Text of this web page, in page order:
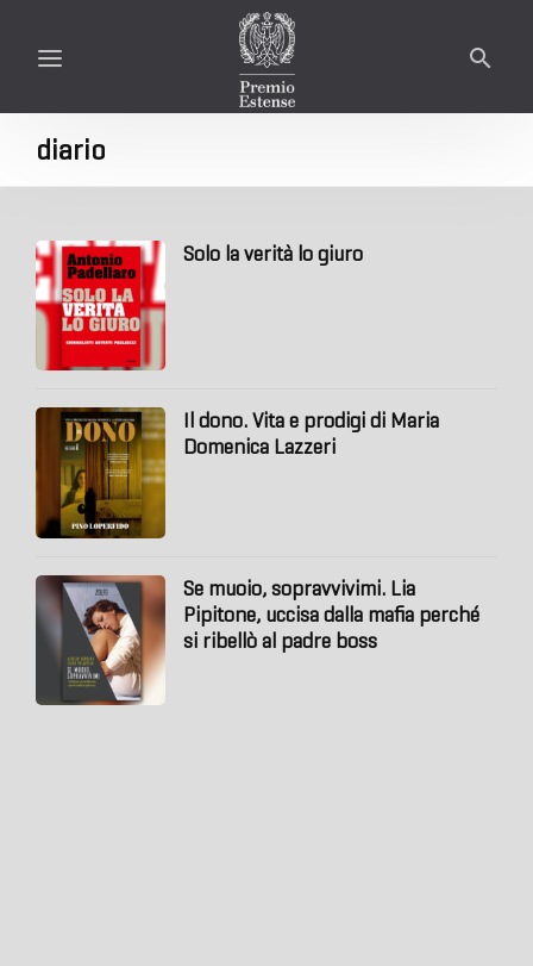
diario
Solo la verità lo giuro
Il dono. Vita e prodigi di Maria
Domenica Lazzeri
Se muoio, sopravvivimi. Lia
Pipitone, uccisa dalla mafia perché
si ribellò al padre boss